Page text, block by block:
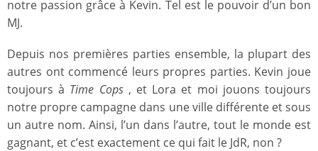
notre passion grâce à Kevin. Tel est le pouvoir d’un bon
MJ.
Depuis nos premières parties ensemble, la plupart des
autres ont commencé leurs propres parties. Kevin joue
toujours à Time Cops, et Lora et moi jouons toujours
notre propre campagne dans une ville différente et sous
un autre nom. Ainsi, l’un dans l’autre, tout le monde est
gagnant, et c’est exactement ce qui fait le JdR, non ?